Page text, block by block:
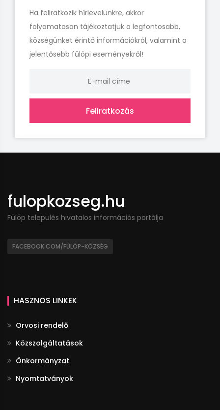
Ha feliratkozik hírlevelünkre, akkor
folyamatosan tájékoztatjuk a legfontosabb,
községünket érintő információkról, valamint a
jelentősebb fülöpi eseményekről!
Feliratkozás
fulopkozseg.hu
Fülöp település hivatalos információs portálja
FACEBOOK.COM/FÜLÖP-KÖZSÉG
HASZNOS LINKEK
Orvosi rendelő
Közszolgáltatások
Önkormányzat
Nyomtatványok